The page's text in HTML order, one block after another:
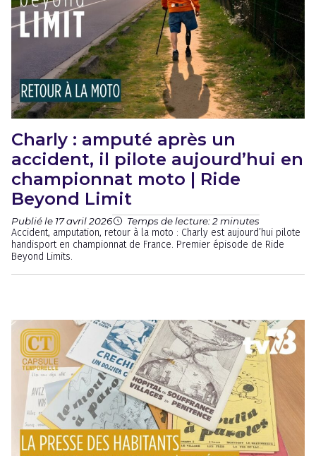
Charly : amputé après un
accident, il pilote aujourd’hui en
championnat moto | Ride
Beyond Limit
Publié le 17 avril 2026 Temps de lecture: 2 minutes
Accident, amputation, retour à la moto : Charly est aujourd’hui pilote
handisport en championnat de France. Premier épisode de Ride
Beyond Limits.